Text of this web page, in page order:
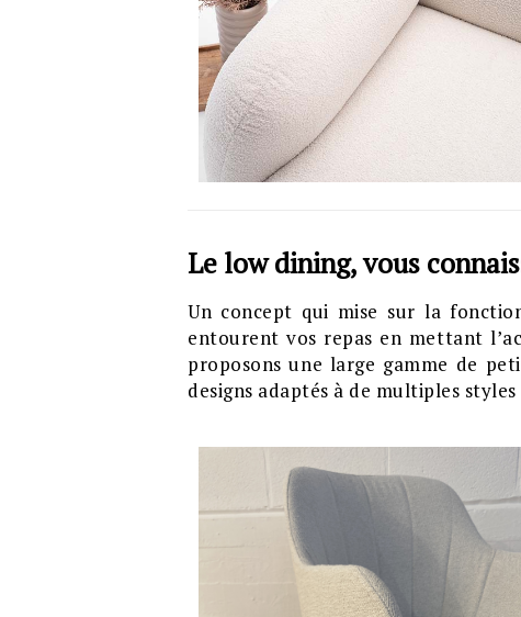
Le low dining, vous
Un concept qui mise sur la
entourent vos repas en mettant
proposons une large gamme de
designs adaptés à de multiples styles